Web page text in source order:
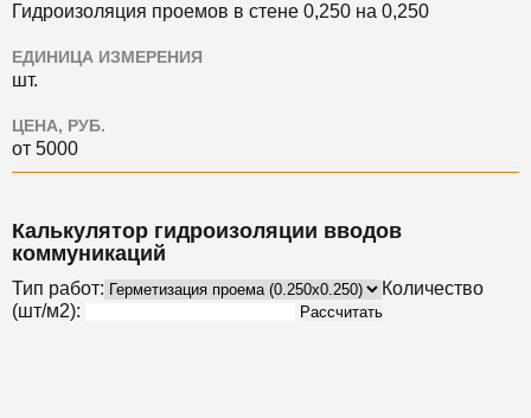
Гидроизоляция проемов в стене 0,250 на 0,250
ЕДИНИЦА ИЗМЕРЕНИЯ
шт.
ЦЕНА, РУБ.
от 5000
Калькулятор гидроизоляции вводов
коммуникаций
Тип работ:
Количество
(шт/м2):
Рассчитать